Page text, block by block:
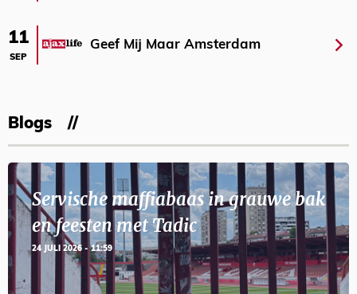
11
SEP
Geef Mij Maar Amsterdam
Blogs
Servische maffiabaas in grauwe bak
en feesten met Tadic
24 JULI 2026 - 11:59